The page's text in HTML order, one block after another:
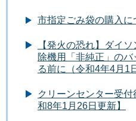
市指定ごみ袋の購入に
【発火の恐れ】ダイ
除機用「非純正」の
る前に（令和4年4月1
クリーンセンター受
和8年1月26日更新】